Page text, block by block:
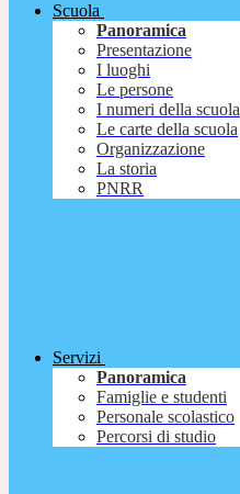
Scuola
Panoramica
Presentazione
I luoghi
Le persone
I numeri della scuola
Le carte della scuola
Organizzazione
La storia
PNRR
Servizi
Panoramica
Famiglie e studenti
Personale scolastico
Percorsi di studio